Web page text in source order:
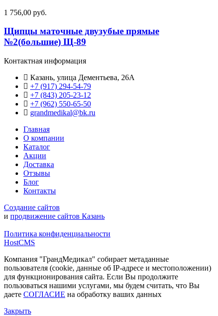
1 756,00 руб.
Щипцы маточные двузубые прямые
№2(большие) Щ-89
Контактная информация
Казань, улица Дементьева, 26А
+7 (917) 294-54-79
+7 (843) 205-23-12
+7 (962) 550‑65‑50‬
grandmedikal@bk.ru
Главная
О компании
Каталог
Акции
Доставка
Отзывы
Блог
Контакты
Создание сайтов
и продвижение сайтов Казань
Политика конфиденциальности
HostCMS
Компания "ГрандМедикал" собирает метаданные
пользователя (cookie, данные об IP-адресе и местоположении)
для функционирования сайта. Если Вы продолжите
пользоваться нашими услугами, мы будем считать, что Вы
даете СОГЛАСИЕ на обработку ваших данных
Закрыть